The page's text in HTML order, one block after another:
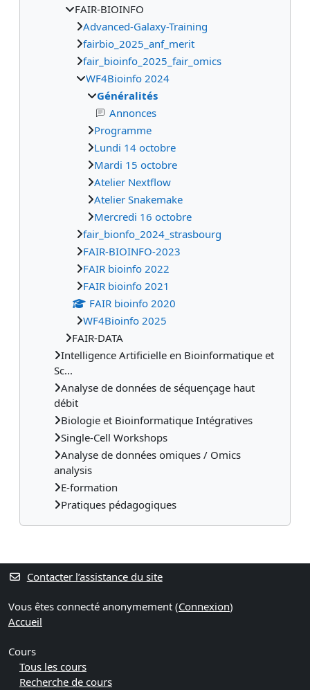
FAIR-BIOINFO
Advanced-Galaxy-Training
fairbio_2025_anf_merit
fair_bioinfo_2025_fair_omics
WF4Bioinfo 2024
Généralités
Annonces
Programme
Lundi 14 octobre
Mardi 15 octobre
Atelier Nextflow
Atelier Snakemake
Mercredi 16 octobre
fair_bionfo_2024_strasbourg
FAIR-BIOINFO-2023
FAIR bioinfo 2022
FAIR bioinfo 2021
FAIR bioinfo 2020
WF4Bioinfo 2025
FAIR-DATA
Intelligence Artificielle en Bioinformatique et
Sc...
Analyse de données de séquençage haut
débit
Biologie et Bioinformatique Intégratives
Single-Cell Workshops
Analyse de données omiques / Omics
analysis
E-formation
Pratiques pédagogiques
Contacter l’assistance du site
Vous êtes connecté anonymement (Connexion)
Accueil
Cours
Tous les cours
Recherche de cours